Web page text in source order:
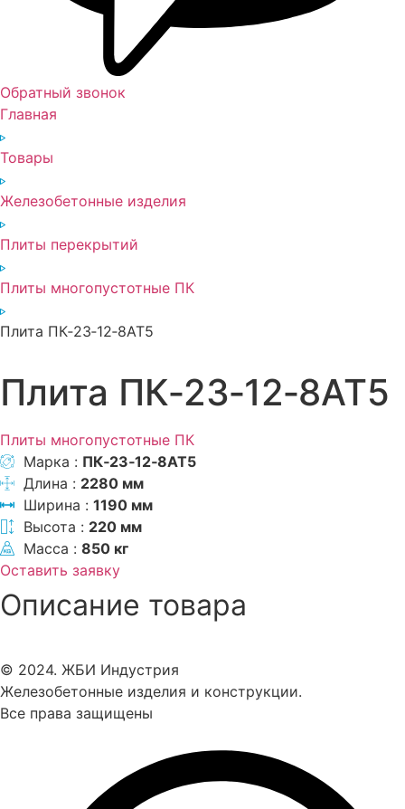
Обратный звонок
Главная
Товары
Железобетонные изделия
Плиты перекрытий
Плиты многопустотные ПК
Плита ПК‑23‑12‑8АТ5
Плита ПК‑23‑12‑8АТ5
Плиты многопустотные ПК
Марка : ПК‑23‑12‑8АТ5
Длина : 2280 мм
Ширина : 1190 мм
Высота : 220 мм
Масса : 850 кг
Оставить заявку
Описание товара
© 2024. ЖБИ Индустрия
Железобетонные изделия и конструкции.
Все права защищены